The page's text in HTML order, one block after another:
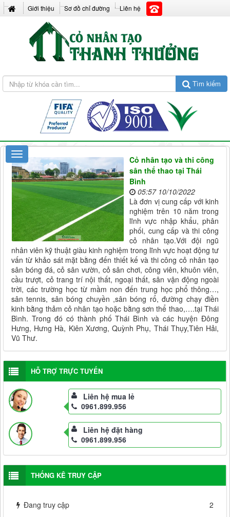
Giới thiệu Sơ đồ chỉ đường Liên hệ
Tìm kiếm
Cỏ nhân tạo và thi công
sân thể thao tại Thái
Bình
05:57 10/10/2022
Là đơn vị cung cấp với kinh
nghiệm trên 10 năm trong
lĩnh vực nhập khẩu, phân
phối, cung cấp và thi công
cỏ nhân tạo.Với đội ngũ
nhân viên kỹ thuật giàu kinh nghiệm trong lĩnh vực hoạt động tư
vấn từ khảo sát mặt bằng đến thiết kế và thi công cỏ nhân tạo
sân bóng đá, cỏ sân vườn, cỏ sân chơi, công viên, khuôn viên,
cầu trượt, cỏ trang trí nội thất, ngoại thất, sân vận động ngoài
trời, các trường học từ mầm non đến trung học phổ thông…,
sân tennis, sân bóng chuyền ,sân bóng rổ, đường chạy điền
kinh bằng thảm cỏ nhân tạo hoặc bằng sơn thể thao,….tại Thái
Bình. Trong đó có thành phố Thái Bình và các huyện Đông
Hưng, Hưng Hà, Kiên Xương, Quỳnh Phụ, Thái Thụy,Tiên Hải,
Vũ Thư.
HỖ TRỢ TRỰC TUYẾN
Liên hệ mua lẻ
0961.899.956
Liên hệ đặt hàng
0961.899.956
THỐNG KÊ TRUY CẬP
Đang truy cập
2